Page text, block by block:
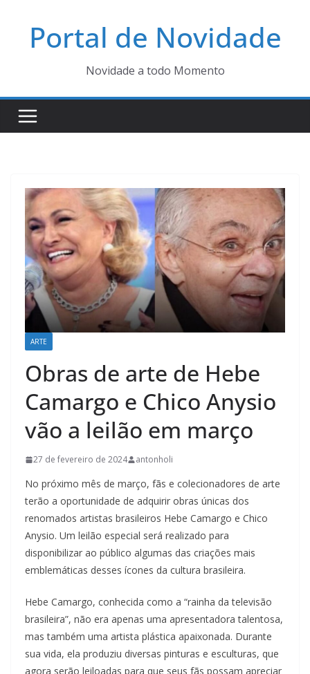
Portal de Novidade
Novidade a todo Momento
ARTE
Obras de arte de Hebe
Camargo e Chico Anysio
vão a leilão em março
27 de fevereiro de 2024 antonholi
No próximo mês de março, fãs e colecionadores de arte
terão a oportunidade de adquirir obras únicas dos
renomados artistas brasileiros Hebe Camargo e Chico
Anysio. Um leilão especial será realizado para
disponibilizar ao público algumas das criações mais
emblemáticas desses ícones da cultura brasileira.
Hebe Camargo, conhecida como a “rainha da televisão
brasileira”, não era apenas uma apresentadora talentosa,
mas também uma artista plástica apaixonada. Durante
sua vida, ela produziu diversas pinturas e esculturas, que
agora serão leiloadas para que seus fãs possam apreciar